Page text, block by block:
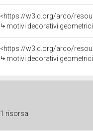
<https://w3id.org/arco/
motivi decorativi
<https://w3id.org/arco/
motivi decorativi
1 risorsa